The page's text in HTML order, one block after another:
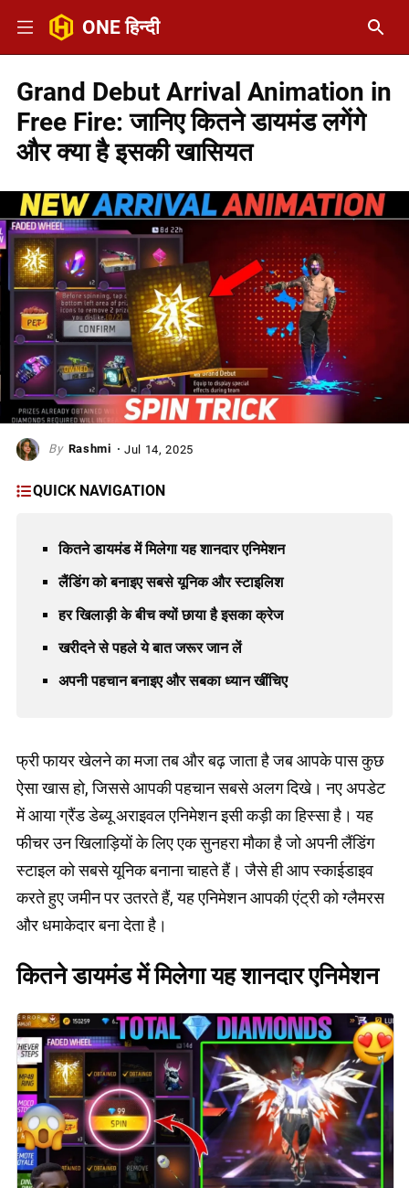
ONE हिन्दी
Grand Debut Arrival Animation in
Free Fire: जानिए कितने डायमंड लगेंगे
और क्या है इसकी खासियत
Rashmi Jul 14, 2025
QUICK NAVIGATION
कितने डायमंड में मिलेगा यह शानदार एनिमेशन
लैंडिंग को बनाइए सबसे यूनिक और स्टाइलिश
हर खिलाड़ी के बीच क्यों छाया है इसका क्रेज
खरीदने से पहले ये बात जरूर जान लें
अपनी पहचान बनाइए और सबका ध्यान खींचिए
फ्री फायर खेलने का मजा तब और बढ़ जाता है जब आपके पास कुछ
ऐसा खास हो, जिससे आपकी पहचान सबसे अलग दिखे। नए अपडेट
में आया ग्रैंड डेब्यू अराइवल एनिमेशन इसी कड़ी का हिस्सा है। यह
फीचर उन खिलाड़ियों के लिए एक सुनहरा मौका है जो अपनी लैंडिंग
स्टाइल को सबसे यूनिक बनाना चाहते हैं। जैसे ही आप स्काईडाइव
करते हुए जमीन पर उतरते हैं, यह एनिमेशन आपकी एंट्री को ग्लैमरस
और धमाकेदार बना देता है।
कितने डायमंड में मिलेगा यह शानदार एनिमेशन